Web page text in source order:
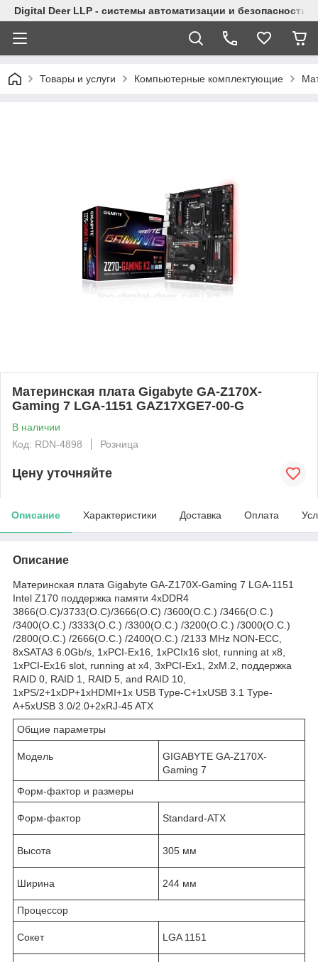
Digital Deer LLP - системы автоматизации и безопасности
Товары и услуги Компьютерные комплектующие
Материнская плата Gigabyte GA-Z170X-
Gaming 7 LGA-1151 GAZ17XGE7-00-G
В наличии
Код: RDN-4898
Розница
Цену уточняйте
Описание Характеристики Доставка Оплата
Описание
Материнская плата Gigabyte GA-Z170X-Gaming 7 LGA-1151
Intel Z170 поддержка памяти 4xDDR4
3866(O.C)/3733(O.C)/3666(O.C) /3600(O.C.) /3466(O.C.)
/3400(O.C.) /3333(O.C.) /3300(O.C.) /3200(O.C.) /3000(O.C.)
/2800(O.C.) /2666(O.C.) /2400(O.C.) /2133 MHz NON-ECC,
8xSATA3 6.0Gb/s, 1xPCI-Ex16, 1xPCIx16 slot, running at x8,
1xPCI-Ex16 slot, running at x4, 3xPCI-Ex1, 2xM.2, поддержка
RAID 0, RAID 1, RAID 5, and RAID 10,
1xPS/2+1xDP+1xHDMI+1x USB Type-C+1xUSB 3.1 Type-
A+5xUSB 3.0/2.0+2xRJ-45 ATX
Общие параметры
Модель
GIGABYTE GA-Z170X-
Gaming 7
Форм-фактор и размеры
Форм-фактор Standard-ATX
Высота 305 мм
Ширина 244 мм
Процессор
Сокет LGA 1151